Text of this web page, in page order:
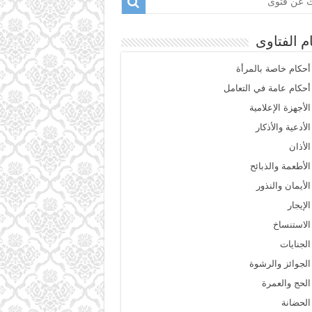
الفتاوى
أحكام خاصة بالمرأة
أحكام عامة في التعامل
الأجهزة الإعلامية
الأدعية والأذكار
الأذان
الأطعمة والذبائح
الأيمان والنذور
الإيجار
الاستنساخ
الجنايات
الجوائز والرشوة
الحج والعمرة
الحضانة